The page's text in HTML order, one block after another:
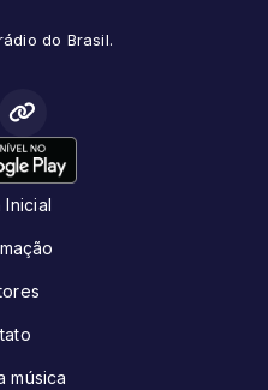
do Brasil.
Inicial
música